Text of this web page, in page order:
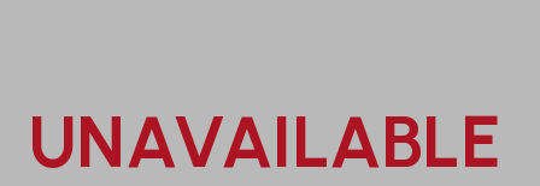
UNAVAILABLE
Unesi svoju e-poštu da se prijavite na newsletter.